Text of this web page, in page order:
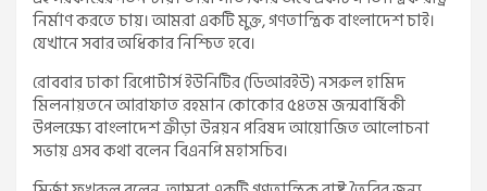
নির্মাণ করতে চায়। আমরা একটি মুক্ত, গণতান্ত্রিক বাংলাদেশ চাই।
যেখানে সবার অধিকার নিশ্চিত হবে।
রোববার ঢাকা রিপোর্টার্স ইউনিটির (ডিআরইউ) নসরুল হামিদ
মিলনায়তনে আরাফাত রহমান কোকোর ৫৪তম জন্মবার্ষিকী
উপলক্ষ্যে বাংলাদেশ ক্রীড়া উন্নয়ন পরিষদ আয়োজিত আলোচনা
সভায় এসব কথা বলেন বিএনপি মহাসচিব।